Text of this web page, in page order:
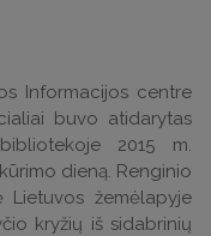
Informacijos centre
buvo atidarytas
2015 m.
dieną. Renginio
Lietuvos žemėlapyje
kryžių iš sidabrinių